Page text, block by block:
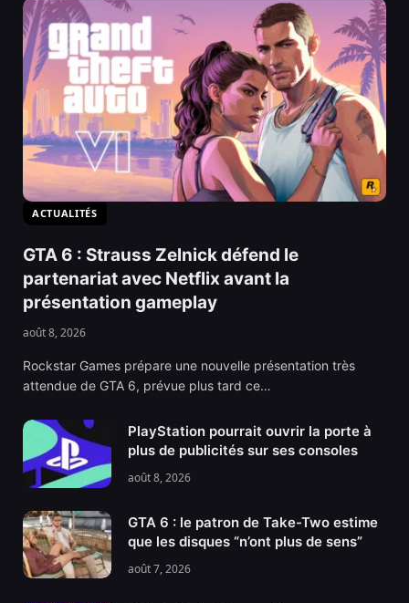
ACTUALITÉS
GTA 6 : Strauss Zelnick défend le
partenariat avec Netflix avant la
présentation gameplay
août 8, 2026
Rockstar Games prépare une nouvelle présentation très
attendue de GTA 6, prévue plus tard ce…
PlayStation pourrait ouvrir la porte à
plus de publicités sur ses consoles
août 8, 2026
GTA 6 : le patron de Take-Two estime
que les disques “n’ont plus de sens”
août 7, 2026